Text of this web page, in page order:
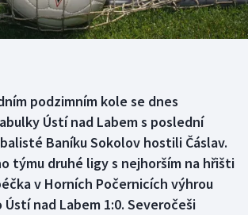
podzimním kole se dnes
Ústí nad Labem s poslední
Baníku Sokolov hostili Čáslav.
týmu druhé ligy s nejhorším na hřišti
v Horních Počernicích výhrou
nad Labem 1:0. Severočeši